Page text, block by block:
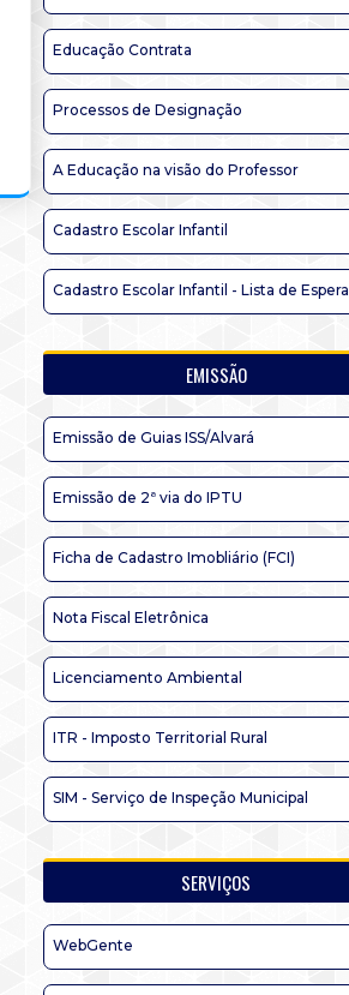
Educação Contrata
Processos de Designação
A Educação na visão do Professor
Cadastro Escolar Infantil
Cadastro Escolar Infantil - Lista de Espera
EMISSÃO
Emissão de Guias ISS/Alvará
Emissão de 2ª via do IPTU
Ficha de Cadastro Imobliário (FCI)
Nota Fiscal Eletrônica
Licenciamento Ambiental
ITR - Imposto Territorial Rural
SIM - Serviço de Inspeção Municipal
SERVIÇOS
WebGente